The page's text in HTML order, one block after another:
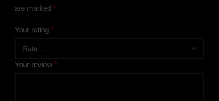
are marked *
Your rating *
Your review *